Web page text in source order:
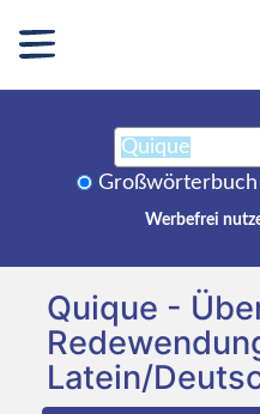
Großwörterbuch
Werbefrei
Quique -
Latein/